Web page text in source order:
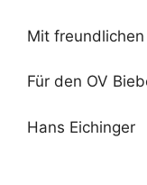
Mit freundlichen
Für den OV
Hans Eichinger